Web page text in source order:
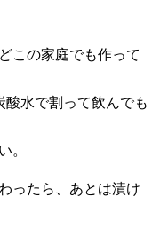
この家庭でも作って
水で割って飲んでも
。
ったら、あとは漬け